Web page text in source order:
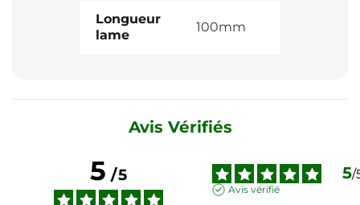
Longueur
lame
100mm
Avis Vérifiés
5/5 5/
Avis vérifié